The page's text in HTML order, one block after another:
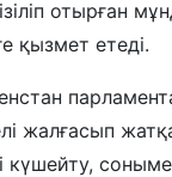
отырған
қызмет етеді.
жалғасып